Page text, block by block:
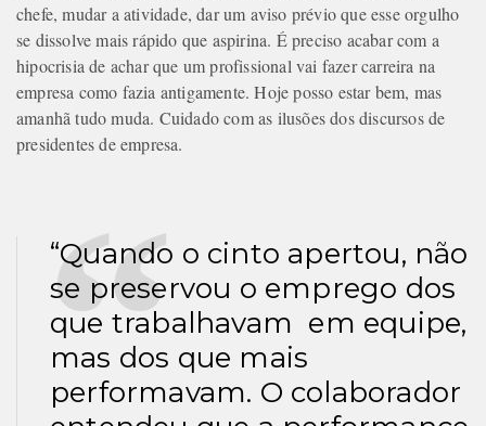
chefe, mudar a atividade, dar um aviso prévio que esse orgulho
se dissolve mais rápido que aspirina. É preciso acabar com a
hipocrisia de achar que um profissional vai fazer carreira na
empresa como fazia antigamente. Hoje posso estar bem, mas
amanhã tudo muda. Cuidado com as ilusões dos discursos de
presidentes de empresa.
“Quando o cinto apertou, não
se preservou o emprego dos
que trabalhavam em equipe,
mas dos que mais
performavam. O colaborador